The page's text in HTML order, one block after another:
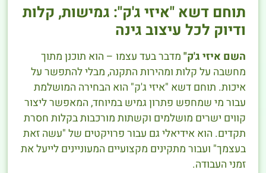
תוחם דשא "איזי ג'ק": גמישות, קלות
ודיוק לכל עיצוב גינה
השם איזי ג'ק" מדבר בעד עצמו – הוא תוכנן מתוך
מחשבה על קלות ומהירות התקנה, מבלי להתפשר על
איכות. תוחם דשא "איזי ג'ק" הוא הבחירה המושלמת
עבור מי שמחפש פתרון גמיש במיוחד, המאפשר ליצור
קווים ישרים מושלמים וקשתות מורכבות בקלות חסרת
תקדים. הוא אידיאלי גם עבור פרויקטים של "עשה זאת
בעצמך" ועבור מתקינים מקצועיים המעוניינים לייעל את
זמני העבודה.